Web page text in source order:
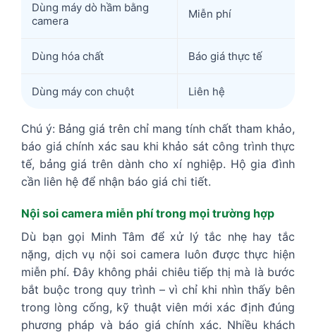
Dùng máy dò hầm bằng
camera
Miễn phí
Dùng hóa chất Báo giá thực tế
Dùng máy con chuột Liên hệ
Chú ý: Bảng giá trên chỉ mang tính chất tham khảo,
báo giá chính xác sau khi khảo sát công trình thực
tế, bảng giá trên dành cho xí nghiệp. Hộ gia đình
cần liên hệ để nhận báo giá chi tiết.
Nội soi camera miễn phí trong mọi trường hợp
Dù bạn gọi Minh Tâm để xử lý tắc nhẹ hay tắc
nặng, dịch vụ nội soi camera luôn được thực hiện
miễn phí. Đây không phải chiêu tiếp thị mà là bước
bắt buộc trong quy trình – vì chỉ khi nhìn thấy bên
trong lòng cống, kỹ thuật viên mới xác định đúng
phương pháp và báo giá chính xác. Nhiều khách